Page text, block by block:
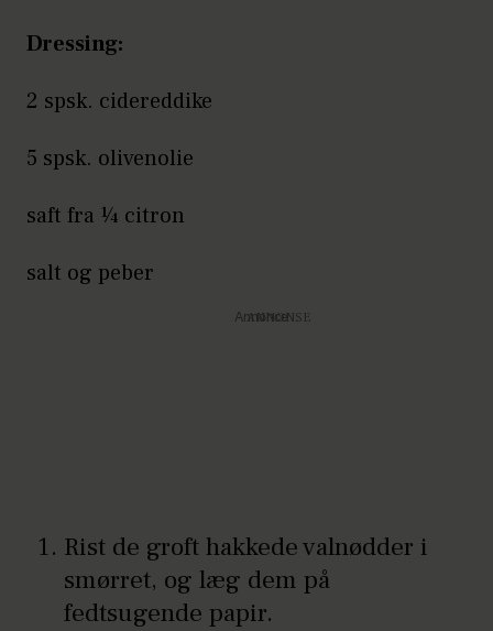
Dressing:
2 spsk. cidereddike
5 spsk. olivenolie
saft fra ¼ citron
salt og peber
Annonce
Rist de groft hakkede valnødder i
smørret, og læg dem på
fedtsugende papir.